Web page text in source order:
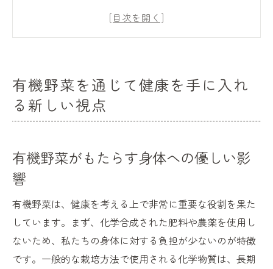
化学物質を避けた食事のメリット
有機野菜の消費が健康に与える長期的な影
響
健康を支える有機野菜の魅力とその力
食事の満足度を高める有機野菜の味わい
有機栽培が促す持続可能な社会
栄養価が高い食材を選ぶ意義
有機野菜の選択が心身に及ぼす影響
自然の力で健康を守る有機野菜の秘密
有機野菜を通じて健康を手に入れ
る新しい視点
有機野菜がもたらす身体への優しい影
響
有機野菜は、健康を考える上で非常に重要な役割を果た
しています。まず、化学合成された肥料や農薬を使用し
ないため、私たちの身体に対する負担が少ないのが特徴
です。一般的な栽培方法で使用される化学物質は、長期